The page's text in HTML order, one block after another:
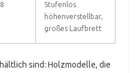
Stufenlos
höhenverstellbar,
großes Laufbrett
sind: Holzmodelle, die